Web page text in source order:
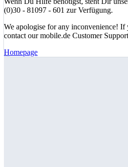
(0)30 - 81097 - 601 zur Verfügung.
We apologise for any inconvenience! If
contact our mobile.de Customer
Homepage